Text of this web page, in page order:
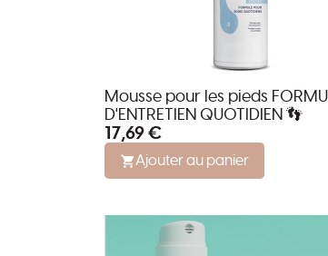
Mousse pour les pieds
D'ENTRETIEN QUOTIDIEN 👣
17,69 €
Ajouter au panier